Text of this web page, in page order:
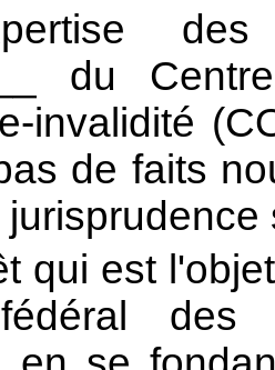
des
du
invalidité
de faits
qui est